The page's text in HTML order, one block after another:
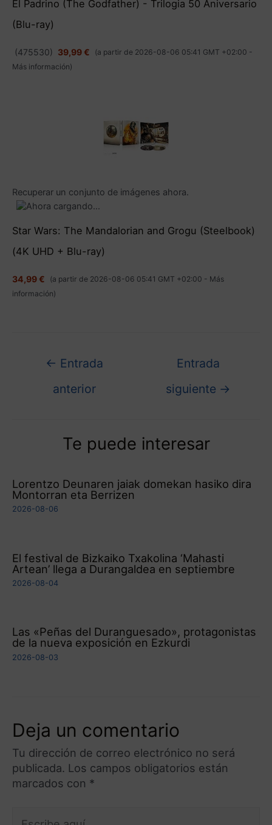
El Padrino (The Godfather) - Trilogia 50 Aniversario
(Blu-ray)
(475530) 39,99 €
(a partir de 2026-08-06 05:41 GMT +02:00 -
Más información)
Recuperar un conjunto de imágenes ahora.
Star Wars: The Mandalorian and Grogu (Steelbook)
(4K UHD + Blu-ray)
34,99 € (a partir de 2026-08-06 05:41 GMT +02:00 - Más
información)
← Entrada
anterior
Entrada
siguiente →
Te puede interesar
Lorentzo Deunaren jaiak domekan hasiko dira
Montorran eta Berrizen
2026-08-06
El festival de Bizkaiko Txakolina ‘Mahasti
Artean’ llega a Durangaldea en septiembre
2026-08-04
Las «Peñas del Duranguesado», protagonistas
de la nueva exposición en Ezkurdi
2026-08-03
Deja un comentario
Tu dirección de correo electrónico no será
publicada. Los campos obligatorios están
marcados con *